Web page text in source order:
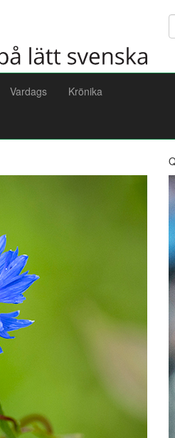
Vardags Krönika